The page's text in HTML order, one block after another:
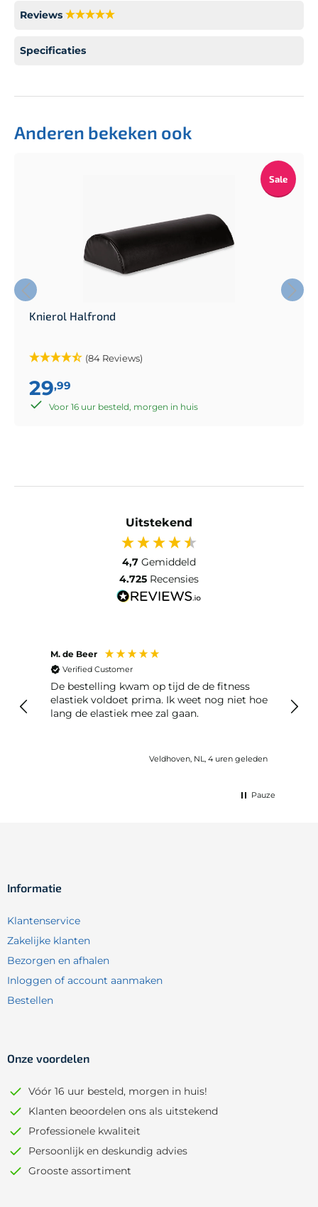
Reviews
Specificaties
Anderen bekeken ook
Sale
Knierol Halfrond
(84 Reviews)
29,99
Voor 16 uur besteld, morgen in huis
Uitstekend
4,7 Gemiddeld
4.725 Recensies
M. de Beer
Verified Customer
De bestelling kwam op tijd de de fitness
elastiek voldoet prima. Ik weet nog niet hoe
lang de elastiek mee zal gaan.
Veldhoven, NL, 4 uren geleden
Pauze
Informatie
Klantenservice
Zakelijke klanten
Bezorgen en afhalen
Inloggen of account aanmaken
Bestellen
Onze voordelen
Vóór 16 uur besteld, morgen in huis!
Klanten beoordelen ons als uitstekend
Professionele kwaliteit
Persoonlijk en deskundig advies
Grooste assortiment